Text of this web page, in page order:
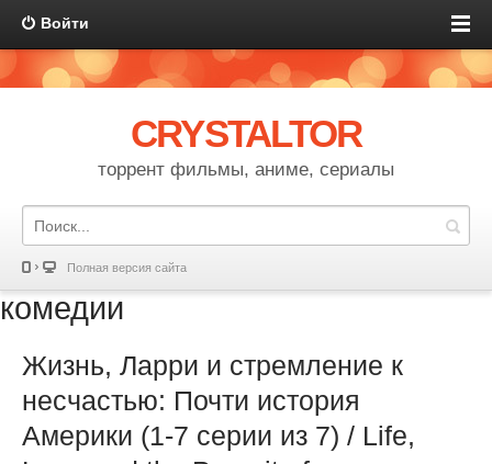
Войти
CRYSTALTOR
торрент фильмы, аниме, сериалы
Полная версия сайта
комедии
Жизнь, Ларри и стремление к
несчастью: Почти история
Америки (1-7 серии из 7) / Life,